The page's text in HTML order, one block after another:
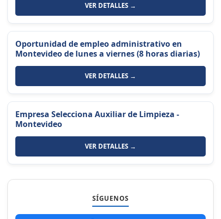
VER DETALLES →
Oportunidad de empleo administrativo en
Montevideo de lunes a viernes (8 horas diarias)
VER DETALLES →
Empresa Selecciona Auxiliar de Limpieza -
Montevideo
VER DETALLES →
SÍGUENOS